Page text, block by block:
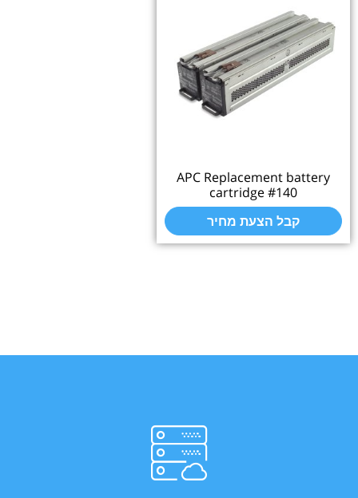
APC Replacement battery
cartridge #140
קבל הצעת מחיר